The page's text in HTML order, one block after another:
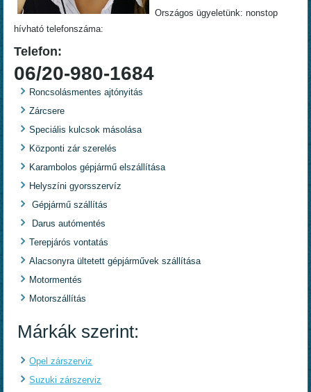
Országos ügyeletünk: nonstop
hívható telefonszáma:
Telefon:
06/20-980-1684
Roncsolásmentes ajtónyitás
Zárcsere
Speciális kulcsok másolása
Központi zár szerelés
Karambolos gépjármű elszállítása
Helyszíni gyorsszervíz
Gépjármű szállítás
Darus autómentés
Terepjárós vontatás
Alacsonyra ültetett gépjárművek szállítása
Motormentés
Motorszállítás
Márkák szerint:
Opel zárszerviz
Suzuki zárszerviz